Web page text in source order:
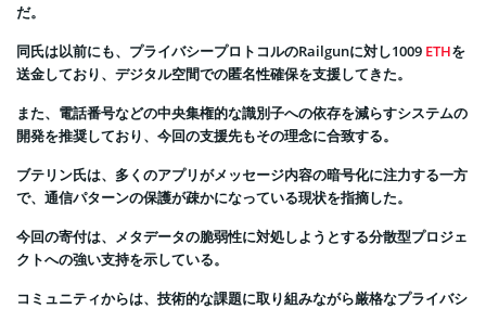
だ。
同氏は以前にも、プライバシープロトコルのRailgunに対し1009 ETHを
送金しており、デジタル空間での匿名性確保を支援してきた。
また、電話番号などの中央集権的な識別子への依存を減らすシステムの
開発を推奨しており、今回の支援先もその理念に合致する。
ブテリン氏は、多くのアプリがメッセージ内容の暗号化に注力する一方
で、通信パターンの保護が疎かになっている現状を指摘した。
今回の寄付は、メタデータの脆弱性に対処しようとする分散型プロジェ
クトへの強い支持を示している。
コミュニティからは、技術的な課題に取り組みながら厳格なプライバシ